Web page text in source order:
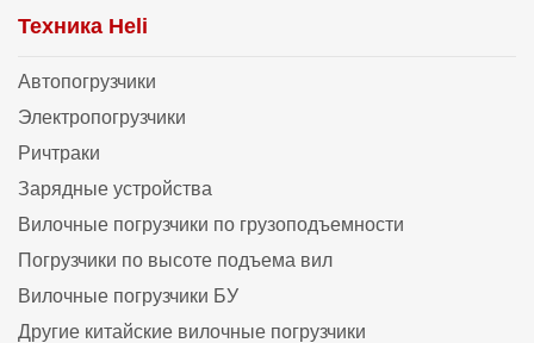
Техника Heli
Автопогрузчики
Электропогрузчики
Ричтраки
Зарядные устройства
Вилочные погрузчики по грузоподъемности
Погрузчики по высоте подъема вил
Вилочные погрузчики БУ
Другие китайские вилочные погрузчики